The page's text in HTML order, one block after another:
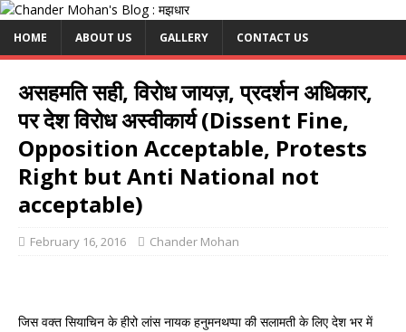
HOME ABOUT US GALLERY CONTACT US
असहमति सही, विरोध जायज़, प्रदर्शन अधिकार,
पर देश विरोध अस्वीकार्य (Dissent Fine,
Opposition Acceptable, Protests
Right but Anti National not
acceptable)
February 16, 2016 Chander Mohan
जिस वक्त सियाचिन के हीरो लांस नायक हनुमनथप्पा की सलामती के लिए देश भर में